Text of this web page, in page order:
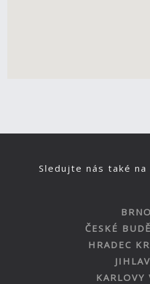
Sledujte nás také na
BRNO
ČESKÉ
HRADEC
KARLOVY